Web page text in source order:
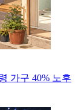
가구 40% 노후